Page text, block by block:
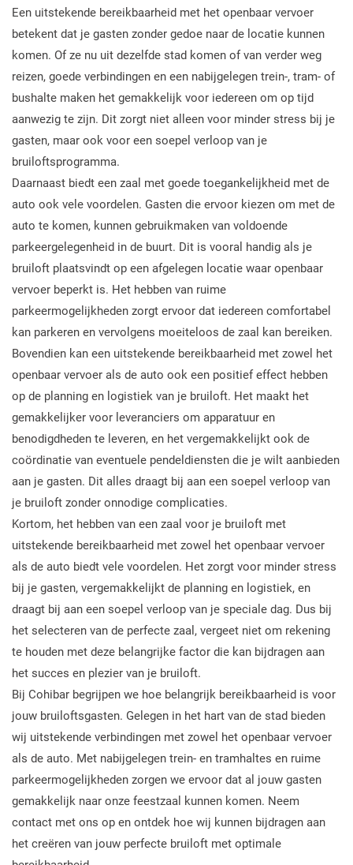
Een uitstekende bereikbaarheid met het openbaar vervoer
betekent dat je gasten zonder gedoe naar de locatie kunnen
komen. Of ze nu uit dezelfde stad komen of van verder weg
reizen, goede verbindingen en een nabijgelegen trein-, tram- of
bushalte maken het gemakkelijk voor iedereen om op tijd
aanwezig te zijn. Dit zorgt niet alleen voor minder stress bij je
gasten, maar ook voor een soepel verloop van je
bruiloftsprogramma.
Daarnaast biedt een zaal met goede toegankelijkheid met de
auto ook vele voordelen. Gasten die ervoor kiezen om met de
auto te komen, kunnen gebruikmaken van voldoende
parkeergelegenheid in de buurt. Dit is vooral handig als je
bruiloft plaatsvindt op een afgelegen locatie waar openbaar
vervoer beperkt is. Het hebben van ruime
parkeermogelijkheden zorgt ervoor dat iedereen comfortabel
kan parkeren en vervolgens moeiteloos de zaal kan bereiken.
Bovendien kan een uitstekende bereikbaarheid met zowel het
openbaar vervoer als de auto ook een positief effect hebben
op de planning en logistiek van je bruiloft. Het maakt het
gemakkelijker voor leveranciers om apparatuur en
benodigdheden te leveren, en het vergemakkelijkt ook de
coördinatie van eventuele pendeldiensten die je wilt aanbieden
aan je gasten. Dit alles draagt bij aan een soepel verloop van
je bruiloft zonder onnodige complicaties.
Kortom, het hebben van een zaal voor je bruiloft met
uitstekende bereikbaarheid met zowel het openbaar vervoer
als de auto biedt vele voordelen. Het zorgt voor minder stress
bij je gasten, vergemakkelijkt de planning en logistiek, en
draagt bij aan een soepel verloop van je speciale dag. Dus bij
het selecteren van de perfecte zaal, vergeet niet om rekening
te houden met deze belangrijke factor die kan bijdragen aan
het succes en plezier van je bruiloft.
Bij Cohibar begrijpen we hoe belangrijk bereikbaarheid is voor
jouw bruiloftsgasten. Gelegen in het hart van de stad bieden
wij uitstekende verbindingen met zowel het openbaar vervoer
als de auto. Met nabijgelegen trein- en tramhaltes en ruime
parkeermogelijkheden zorgen we ervoor dat al jouw gasten
gemakkelijk naar onze feestzaal kunnen komen. Neem
contact met ons op en ontdek hoe wij kunnen bijdragen aan
het creëren van jouw perfecte bruiloft met optimale